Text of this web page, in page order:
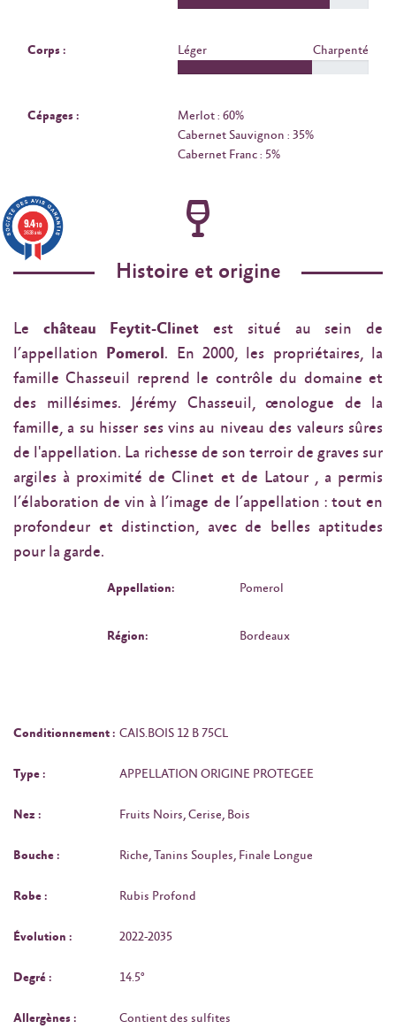
Corps : Léger Charpenté
Cépages :
Merlot : 60%
Cabernet Sauvignon : 35%
Cabernet Franc : 5%
Histoire et origine
Le château Feytit-Clinet est situé au sein de
l’appellation Pomerol . En 2000, les propriétaires, la
famille Chasseuil reprend le contrôle du domaine et
des millésimes. Jérémy Chasseuil, œnologue de la
famille, a su hisser ses vins au niveau des valeurs sûres
de l'appellation. La richesse de son terroir de graves sur
argiles à proximité de Clinet et de Latour , a permis
l’élaboration de vin à l’image de l’appellation : tout en
profondeur et distinction, avec de belles aptitudes
pour la garde.
Appellation: Pomerol
Région: Bordeaux
Conditionnement : CAIS.BOIS 12 B 75CL
Type : APPELLATION ORIGINE PROTEGEE
Nez : Fruits Noirs, Cerise, Bois
Bouche : Riche, Tanins Souples, Finale Longue
Robe : Rubis Profond
Évolution : 2022-2035
Degré : 14.5°
Allergènes : Contient des sulfites
9.4/10
3638 avis